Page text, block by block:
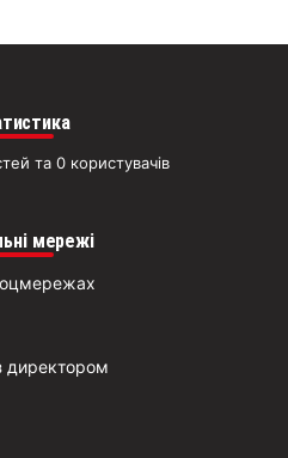
та 0 користувачів
мережі
директором